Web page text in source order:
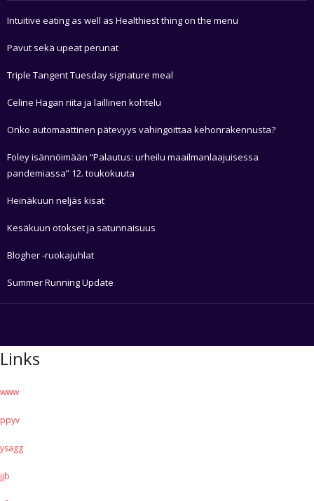
Intuitive eating as well as Healthiest thing on the menu
Pavut sekä upeat perunat
Triple Tangent Tuesday signature meal
Celine Hagan riita ja laillinen kohtelu
Onko automaattinen pätevyys vahingoittaa kehonrakennusta?
Foley isännöimään “Palautus: urheilu maailmanlaajuisessa
pandemiassa” 12. toukokuuta
Heinäkuun neljäs kisat
Kesäkuun otokset ja satunnaisuus
Blogher -ruokajuhlat
Summer Running Update
Links
www
ppyv
ysagg
jjb